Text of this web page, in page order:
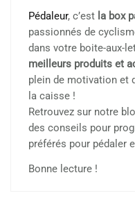
Pédaleur, c’est la box
passionnés de
dans votre boite-aux-
meilleurs produits et
plein de motivation et
la caisse !
Retrouvez sur notre
des conseils pour
préférés pour pédaler
Bonne lecture !